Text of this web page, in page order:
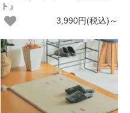
ト』
3,990円(税込)～